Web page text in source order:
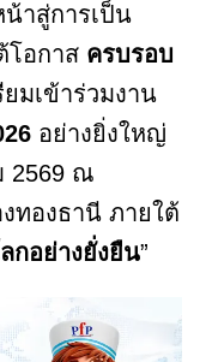
าสู่การเป็น
โอกาส ครบรอบ
มเข้าร่วมงาน
อย่างยิ่งใหญ่
2569 ณ
ทองธานี ภายใต้
กอย่างยั่งยืน”